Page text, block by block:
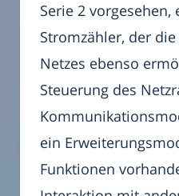
Serie 2
Stromzähler, der
Netzes ebenso
Steuerung des
ein
Funktionen